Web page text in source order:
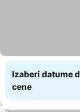
Izaberi datume
cene